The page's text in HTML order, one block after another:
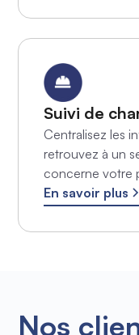
Suivi de
Centralisez les
retrouvez à un
concerne votre
En savoir plus
Nos